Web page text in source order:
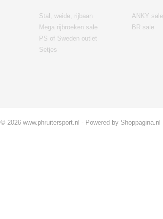
Stal, weide, rijbaan
Mega rijbroeken sale
PS of Sweden outlet
Setjes
ANKY sale
BR sale
© 2026 www.phruitersport.nl - Powered by Shoppagina.nl